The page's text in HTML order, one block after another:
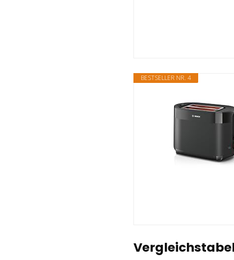
BESTSELLER NR. 4